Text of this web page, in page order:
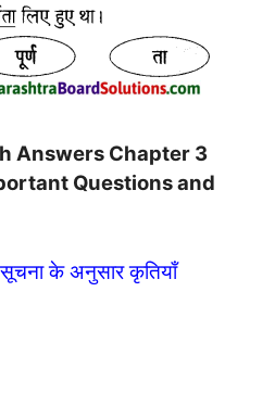
Answers Chapter 3
Questions and
के अनुसार कृतियाँ